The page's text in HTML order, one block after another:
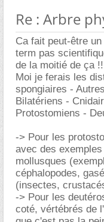
Re : Arbre
Ca fait peut-être
term pas
de la moitié de ça
Moi je ferais les
spongiaires - Autres
Bilatériens -
Protostomiens -
-> Pour les
avec des
mollusques
céphalopodes,
(insectes,
-> Pour les
coté, vértébrés de